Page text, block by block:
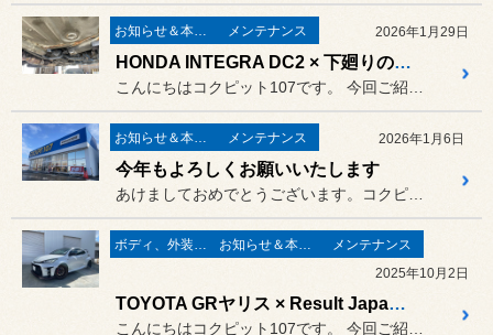
お知らせ＆本日の出来事 メンテナンス 2026年1月29日
HONDA INTEGRA DC2 × 下廻りの錆問題
お知らせ＆本日の出来事 メンテナンス 2026年1月6日
今年もよろしくお願いいたします
ボディ、外装関連 お知らせ＆本日の出来事
メンテナンス
2025年10月2日
TOYOTA GRヤリス × Result Japan カーボンリヤウイング